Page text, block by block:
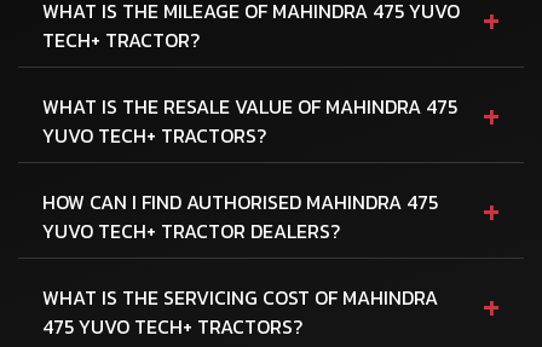
WHAT IS THE MILEAGE OF MAHINDRA 475 YUVO
TECH+ TRACTOR?
+
WHAT IS THE RESALE VALUE OF MAHINDRA 475
YUVO TECH+ TRACTORS?
+
HOW CAN I FIND AUTHORISED MAHINDRA 475
YUVO TECH+ TRACTOR DEALERS?
+
WHAT IS THE SERVICING COST OF MAHINDRA
475 YUVO TECH+ TRACTORS?
+